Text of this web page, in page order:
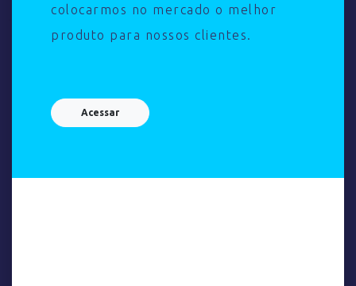
colocarmos no mercado o melhor
produto para nossos clientes.
Acessar